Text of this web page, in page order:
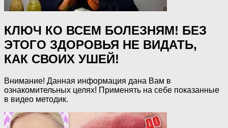
КЛЮЧ КО ВСЕМ БОЛЕЗНЯМ! БЕЗ
ЭТОГО ЗДОРОВЬЯ НЕ ВИДАТЬ,
КАК СВОИХ УШЕЙ!
Внимание! Данная информация дана Вам в
ознакомительных целях! Применять на себе показанные
в видео методик.